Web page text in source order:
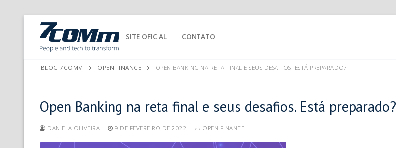
SITE OFICIAL CONTATO
BLOG 7COMM OPEN FINANCE OPEN BANKING NA RETA FINAL E SEUS DESAFIOS. ESTÁ PREPARADO?
Open Banking na reta final e seus desafios. Está preparado?
DANIELA OLIVEIRA 9 DE FEVEREIRO DE 2022 OPEN FINANCE